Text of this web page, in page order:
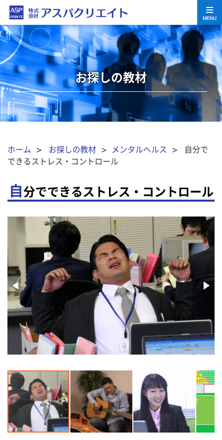
MENU
お探しの教材
ホーム > お探しの教材 > メンタルヘルス > 自分で
できるストレス・コントロール
自分でできるストレス・コントロール